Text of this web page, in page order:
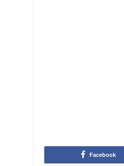
Facebook